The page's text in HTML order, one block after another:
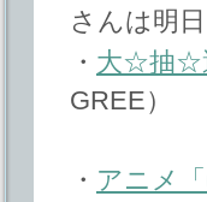
さんは明
・ 大☆抽☆
GREE）
・ アニメ